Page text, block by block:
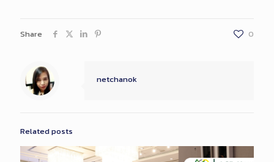
Share 0
netchanok
Related posts